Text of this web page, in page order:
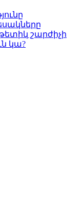
շարժիչի
կա?